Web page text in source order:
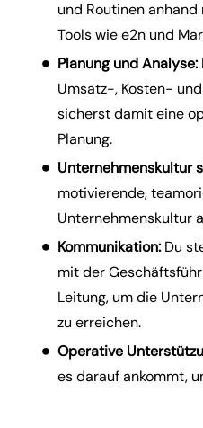
und Routinen
Tools wie e2n und
Planung und Analyse:
Umsatz-, Kosten-
sicherst damit eine
Planung.
Unternehmenskultur
motivierende,
Unternehmenskultur
Kommunikation: Du
mit der
Leitung, um die
zu erreichen.
Operative
es darauf ankommt,